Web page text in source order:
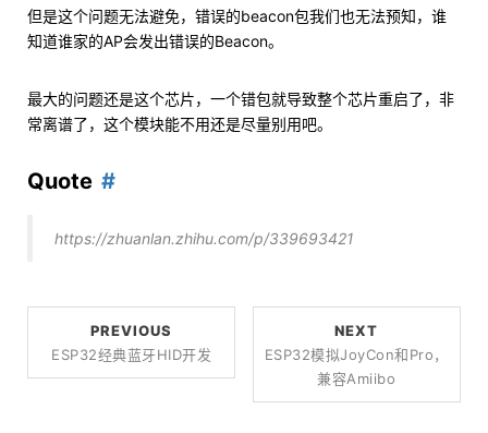
但是这个问题无法避免，错误的beacon包我们也无法预知，谁
知道谁家的AP会发出错误的Beacon。
最大的问题还是这个芯片，一个错包就导致整个芯片重启了，非
常离谱了，这个模块能不用还是尽量别用吧。
Quote
https://zhuanlan.zhihu.com/p/339693421
PREVIOUS
ESP32经典蓝牙HID开发
NEXT
ESP32模拟JoyCon和Pro，
兼容Amiibo